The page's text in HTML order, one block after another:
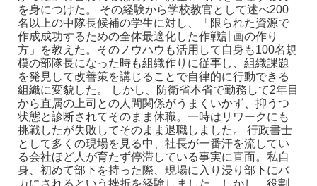
を身につけた。
その経験から学校教官として述べ200
名以上の中隊長候補の学生に対し、「限られた資源で
作成成功するための全体最適化した作戦計画の作り
方」を教えた。そのノウハウも活用して自身も100名規
模の部隊長になった時も組織作りに従事し、組織課題
を発見して改善策を講じることで自律的に行動できる
組織に変貌した。
しかし、防衛省本省で勤務して2年目
から直属の上司との人間関係がうまくいかず、抑うつ
状態と診断されてそのまま休職。一時はリワークにも
挑戦したが失敗してそのまま退職しました。
行政書士
として多くの現場を見る中、社長が一番汗を流してい
る会社ほど人が育たず停滞している事実に直面。私自
身、初めて部下を持った際、現場に入り浸り部下にバ
カにされるという挫折を経験しました。しかし、役割